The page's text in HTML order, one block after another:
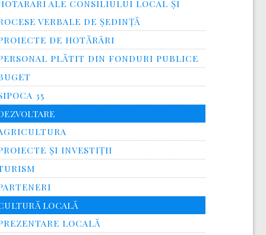
ALE CONSILIULUI LOCAL ȘI
VERBALE DE ȘEDINȚĂ
DE HOTĂRÂRI
PLĂTIT DIN FONDURI PUBLICE
35
ȘI INVESTIȚII
LOCALĂ
LOCALĂ